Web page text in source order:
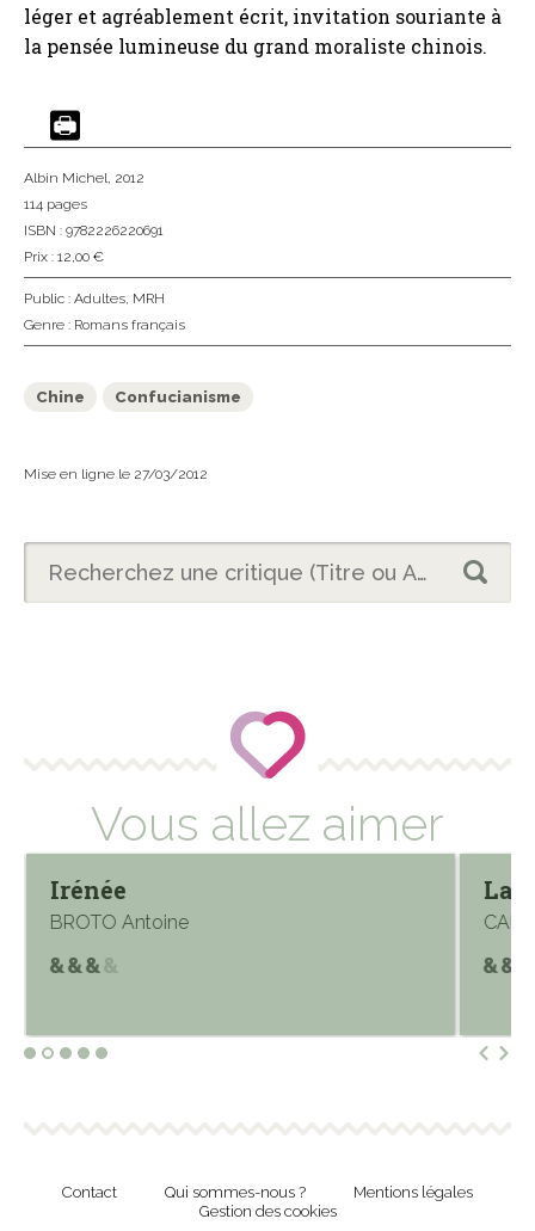
léger et agréablement écrit, invitation souriante à
la pensée lumineuse du grand moraliste chinois.
Albin Michel, 2012
114 pages
ISBN : 9782226220691
Prix : 12,00 €
Public : Adultes, MRH
Genre : Romans français
Chine Confucianisme
Mise en ligne le 27/03/2012
Vous allez aimer
Irénée
BROTO Antoine
La
Contact Qui sommes-nous ?
Mentions légales
Gestion des cookies